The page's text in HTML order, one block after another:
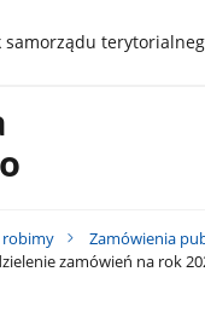
samorządu
robimy Zamówienia
zamówień na rok